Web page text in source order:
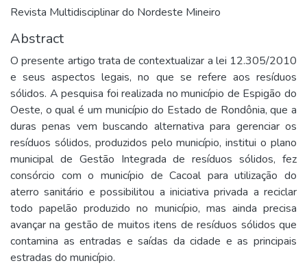
Revista Multidisciplinar do Nordeste Mineiro
Abstract
O presente artigo trata de contextualizar a lei 12.305/2010
e seus aspectos legais, no que se refere aos resíduos
sólidos. A pesquisa foi realizada no município de Espigão do
Oeste, o qual é um município do Estado de Rondônia, que a
duras penas vem buscando alternativa para gerenciar os
resíduos sólidos, produzidos pelo município, institui o plano
municipal de Gestão Integrada de resíduos sólidos, fez
consórcio com o município de Cacoal para utilização do
aterro sanitário e possibilitou a iniciativa privada a reciclar
todo papelão produzido no município, mas ainda precisa
avançar na gestão de muitos itens de resíduos sólidos que
contamina as entradas e saídas da cidade e as principais
estradas do município.